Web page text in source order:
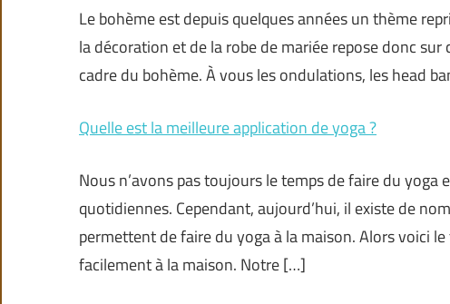
Le bohème est depuis quelques années un thème
la décoration et de la robe de mariée repose donc
cadre du bohème. À vous les ondulations, les head
Quelle est la meilleure application de yoga ?
Nous n’avons pas toujours le temps de faire du
quotidiennes. Cependant, aujourd’hui, il existe de
permettent de faire du yoga à la maison. Alors voici
facilement à la maison. Notre […]